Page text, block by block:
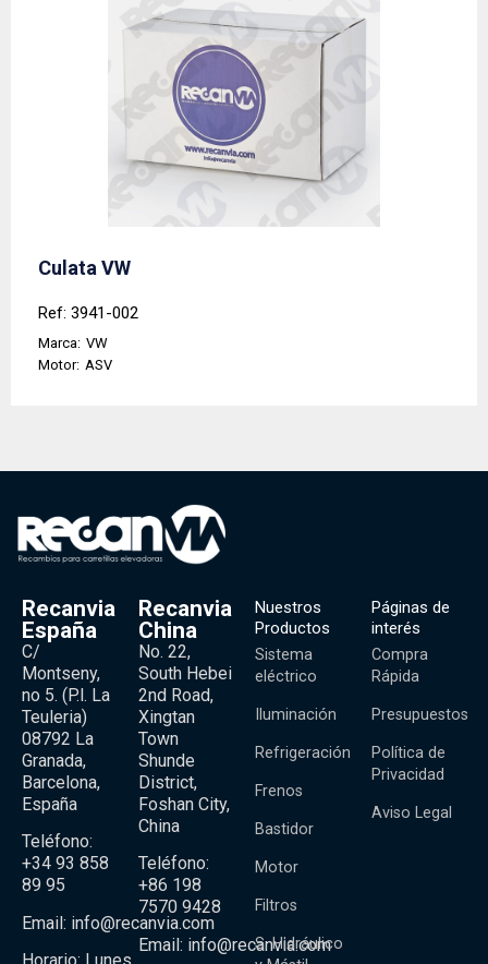
Culata VW
Ref: 3941-002
Marca: VW
Motor: ASV
Recanvia
España
C/
Montseny,
no 5. (P.l. La
Teuleria)
08792 La
Granada,
Barcelona,
España
Teléfono:
+34 93 858
89 95
Email: info@recanvia.com
Recanvia
China
No. 22,
South Hebei
2nd Road,
Xingtan
Town
Shunde
District,
Foshan City,
China
Teléfono:
+86 198
7570 9428
Email: info@recanvia.com
Nuestros
Productos
Sistema
eléctrico
Iluminación
Refrigeración
Frenos
Bastidor
Motor
Filtros
S. Hidráulico
Páginas de
interés
Compra
Rápida
Presupuestos
Política de
Privacidad
Aviso Legal